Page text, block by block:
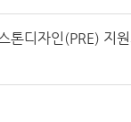
톤디자인(PRE) 지